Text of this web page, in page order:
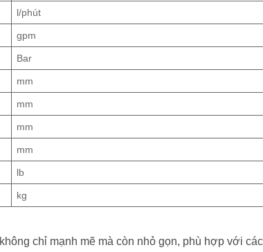
l/phút
gpm
Bar
mm
mm
mm
mm
lb
kg
không chỉ mạnh mẽ mà còn nhỏ gọn, phù hợp với